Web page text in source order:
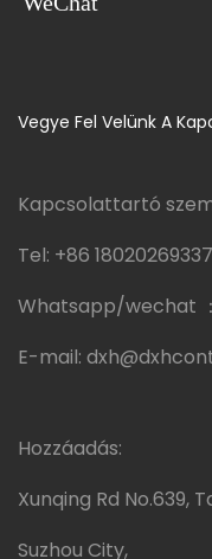
Vegye Fel Velünk A
Kapcsolattartó
Tel: +86 18020269337
Whatsapp/wechat ：
E-mail:
Hozzáadás:
Xunqing Rd No.639,
Suzhou City,